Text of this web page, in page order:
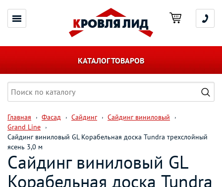
КАТАЛОГ ТОВАРОВ
Главная Фасад Сайдинг
Сайдинг виниловый
Grand Line
Сайдинг виниловый GL Корабельная доска Tundra трехслойный
ясень 3,0 м
Сайдинг виниловый GL
Корабельная доска Tundra